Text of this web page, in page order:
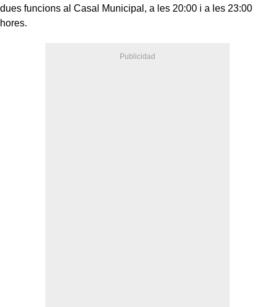
dues funcions al Casal Municipal, a les 20:00 i a les 23:00
hores.